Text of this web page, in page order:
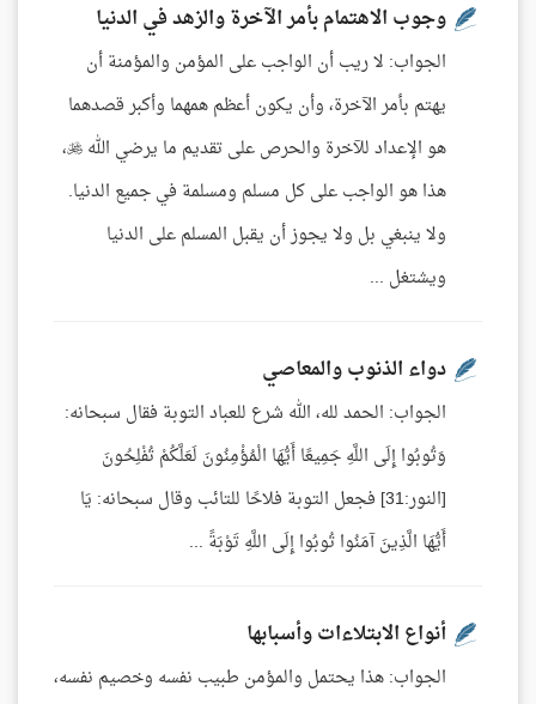
وجوب الاهتمام بأمر الآخرة والزهد في الدنيا
الجواب: لا ريب أن الواجب على المؤمن والمؤمنة أن
يهتم بأمر الآخرة، وأن يكون أعظم همهما وأكبر قصدهما
هو الإعداد للآخرة والحرص على تقديم ما يرضي الله ،
هذا هو الواجب على كل مسلم ومسلمة في جميع الدنيا.
ولا ينبغي بل ولا يجوز أن يقبل المسلم على الدنيا
ويشتغل ...
دواء الذنوب والمعاصي
الجواب: الحمد لله، الله شرع للعباد التوبة فقال سبحانه:
وَتُوبُوا إِلَى اللَّهِ جَمِيعًا أَيُّهَا الْمُؤْمِنُونَ لَعَلَّكُمْ تُفْلِحُونَ
[النور:31] فجعل التوبة فلاحًا للتائب وقال سبحانه: يَا
أَيُّهَا الَّذِينَ آمَنُوا تُوبُوا إِلَى اللَّهِ تَوْبَةً ...
أنواع الابتلاءات وأسبابها
الجواب: هذا يحتمل والمؤمن طبيب نفسه وخصيم نفسه،